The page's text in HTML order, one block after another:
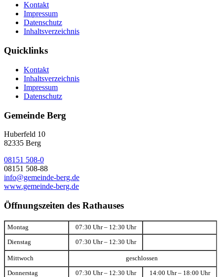
Kontakt
Impressum
Datenschutz
Inhaltsverzeichnis
Quicklinks
Kontakt
Inhaltsverzeichnis
Impressum
Datenschutz
Gemeinde Berg
Huberfeld 10
82335 Berg
08151 508-0
08151 508-88
info@gemeinde-berg.de
www.gemeinde-berg.de
Öffnungszeiten des Rathauses
Montag 07:30 Uhr – 12:30 Uhr
Dienstag 07:30 Uhr – 12:30 Uhr
Mittwoch geschlossen
Donnerstag 07:30 Uhr – 12:30 Uhr 14:00 Uhr – 18:00 Uhr